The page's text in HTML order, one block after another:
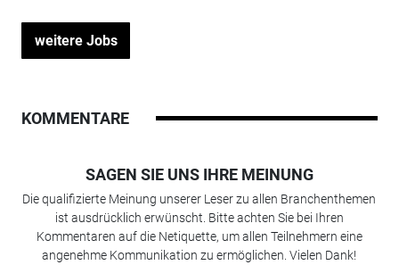
weitere Jobs
KOMMENTARE
SAGEN SIE UNS IHRE MEINUNG
Die qualifizierte Meinung unserer Leser zu allen Branchenthemen
ist ausdrücklich erwünscht. Bitte achten Sie bei Ihren
Kommentaren auf die Netiquette, um allen Teilnehmern eine
angenehme Kommunikation zu ermöglichen. Vielen Dank!